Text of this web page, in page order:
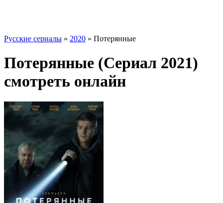
Русские сериалы » 2020 » Потерянные
Потерянные (Сериал 2021)
смотреть онлайн